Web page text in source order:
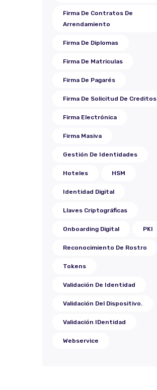
Firma De Contratos De
Arrendamiento
Firma De Diplomas
Firma De Matriculas
Firma De Pagarés
Firma De Solicitud De Creditos
Firma Electrónica
Firma Masiva
Gestión De Identidades
Hoteles HSM
Identidad Digital
Llaves Criptográficas
Onboarding Digital PKI
Reconocimiento De Rostro
Tokens
Validación De Identidad
Validación Del Dispositivo.
Validación IDentidad
Webservice